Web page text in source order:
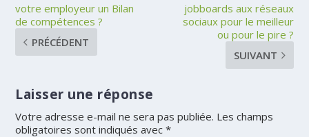
votre employeur un Bilan
de compétences ?
PRÉCÉDENT
jobboards aux réseaux
sociaux pour le meilleur
ou pour le pire ?
SUIVANT
Laisser une réponse
Votre adresse e-mail ne sera pas publiée. Les champs
obligatoires sont indiqués avec*